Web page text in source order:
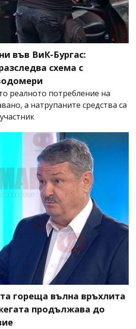
във ВиК-Бургас:
схема с
реалното потребление на
а натрупаните средства са
гореща вълна връхлита
продължава до